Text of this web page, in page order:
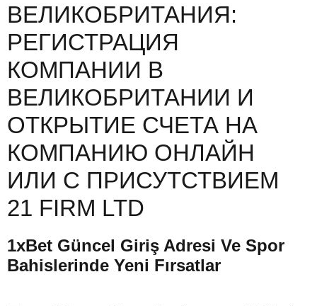
ВЕЛИКОБРИТАНИЯ:
РЕГИСТРАЦИЯ
КОМПАНИИ В
ВЕЛИКОБРИТАНИИ И
ОТКРЫТИЕ СЧЕТА НА
КОМПАНИЮ ОНЛАЙН
ИЛИ С ПРИСУТСТВИЕМ
21 FIRM LTD
1xBet Güncel Giriş Adresi Ve Spor
Bahislerinde Yeni Fırsatlar